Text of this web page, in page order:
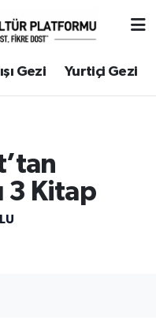
Gezi Yurtiçi Gezi
3 Kitap
Fikstür